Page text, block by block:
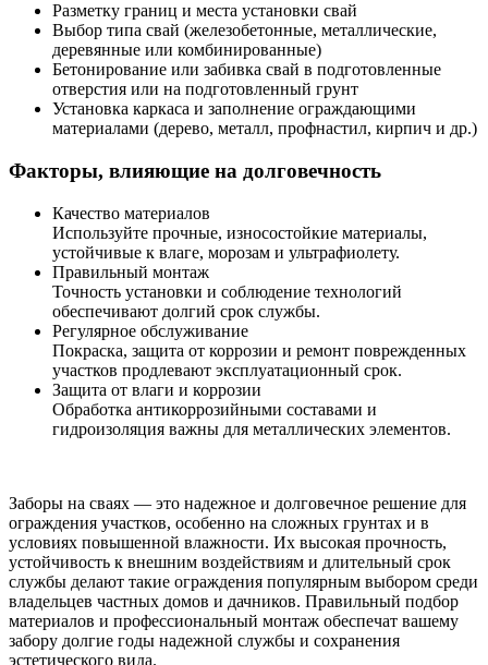
Разметку границ и места установки свай
Выбор типа свай (железобетонные, металлические,
деревянные или комбинированные)
Бетонирование или забивка свай в подготовленные
отверстия или на подготовленный грунт
Установка каркаса и заполнение ограждающими
материалами (дерево, металл, профнастил, кирпич и др.)
Факторы, влияющие на долговечность
Качество материалов
Используйте прочные, износостойкие материалы,
устойчивые к влаге, морозам и ультрафиолету.
Правильный монтаж
Точность установки и соблюдение технологий
обеспечивают долгий срок службы.
Регулярное обслуживание
Покраска, защита от коррозии и ремонт поврежденных
участков продлевают эксплуатационный срок.
Защита от влаги и коррозии
Обработка антикоррозийными составами и
гидроизоляция важны для металлических элементов.
Заборы на сваях — это надежное и долговечное решение для
ограждения участков, особенно на сложных грунтах и в
условиях повышенной влажности. Их высокая прочность,
устойчивость к внешним воздействиям и длительный срок
службы делают такие ограждения популярным выбором среди
владельцев частных домов и дачников. Правильный подбор
материалов и профессиональный монтаж обеспечат вашему
забору долгие годы надежной службы и сохранения
эстетического вида.